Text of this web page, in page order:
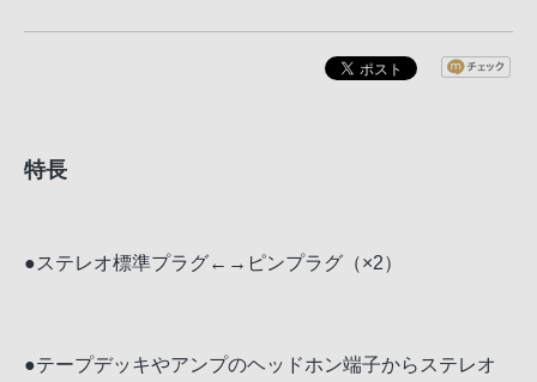
特長
●ステレオ標準プラグ←→ピンプラグ（×2）
●テープデッキやアンプのヘッドホン端子からステレオ